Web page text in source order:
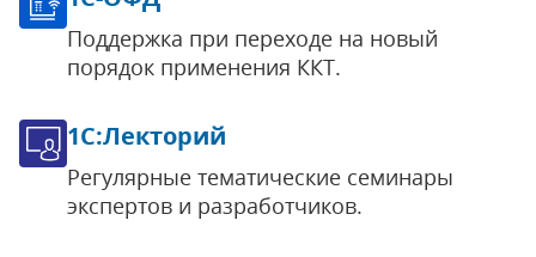
Поддержка при переходе на новый
порядок применения ККТ.
1С:Лекторий
Регулярные тематические семинары
экспертов и разработчиков.